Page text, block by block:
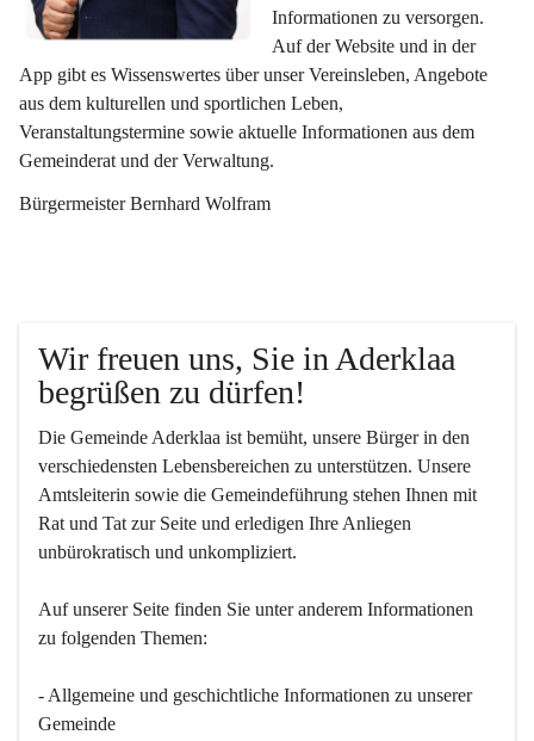
Informationen zu versorgen.
Auf der Website und in der
App gibt es Wissenswertes über unser Vereinsleben, Angebote
aus dem kulturellen und sportlichen Leben,
Veranstaltungstermine sowie aktuelle Informationen aus dem
Gemeinderat und der Verwaltung.
Bürgermeister Bernhard Wolfram
Wir freuen uns, Sie in Aderklaa
begrüßen zu dürfen!
Die Gemeinde Aderklaa ist bemüht, unsere Bürger in den
verschiedensten Lebensbereichen zu unterstützen. Unsere
Amtsleiterin sowie die Gemeindeführung stehen Ihnen mit
Rat und Tat zur Seite und erledigen Ihre Anliegen
unbürokratisch und unkompliziert.
Auf unserer Seite finden Sie un­ter an­de­rem Informationen
zu folgenden Themen:
- Allgemeine und geschichtliche Informationen zu unserer
Gemeinde